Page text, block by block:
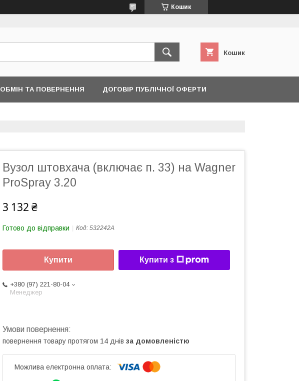
Кошик
Кошик
ОБМІН ТА ПОВЕРНЕННЯ ДОГОВІР ПУБЛІЧНОЇ ОФЕРТИ
Вузол штовхача (включає п. 33) на Wagner
ProSpray 3.20
3 132 ₴
Готово до відправки Код: 532242A
Купити Купити з
+380 (97) 221-80-04
Менеджер
повернення товару протягом 14 днів за домовленістю